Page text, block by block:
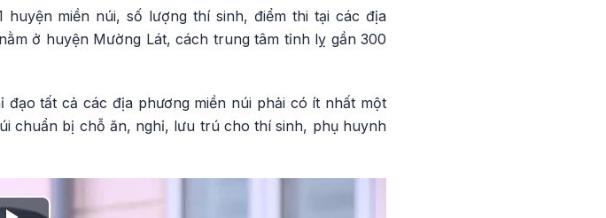
miền núi, số lượng thí sinh, điểm thi tại các địa
ở huyện Mường Lát, cách trung tâm tỉnh lỵ gần 300
tất cả các địa phương miền núi phải có ít nhất một
chuẩn bị chỗ ăn, nghỉ, lưu trú cho thí sinh, phụ huynh